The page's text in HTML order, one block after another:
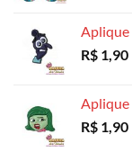
Aplique
R$ 1,90
Aplique
R$ 1,90